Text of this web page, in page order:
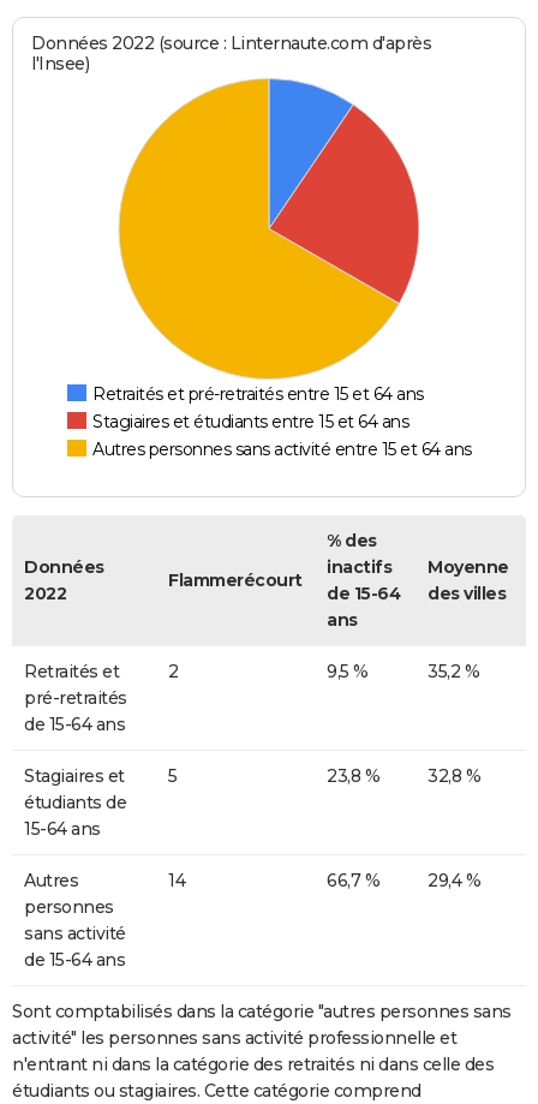
Données 2022 (source : Linternaute.com d'après
l'Insee)
Retraités et pré-retraités entre 15 et 64 ans
Stagiaires et étudiants entre 15 et 64 ans
Autres personnes sans activité entre 15 et 64 ans
Données
2022
Flammerécourt
% des
inactifs
de 15-64
ans
Moyenne
des villes
Retraités et
pré-retraités
de 15-64 ans
2 9,5 % 35,2 %
Stagiaires et
étudiants de
15-64 ans
5 23,8 % 32,8 %
Autres
personnes
sans activité
de 15-64 ans
14 66,7 % 29,4 %
Sont comptabilisés dans la catégorie "autres personnes sans
activité" les personnes sans activité professionnelle et
n'entrant ni dans la catégorie des retraités ni dans celle des
étudiants ou stagiaires. Cette catégorie comprend